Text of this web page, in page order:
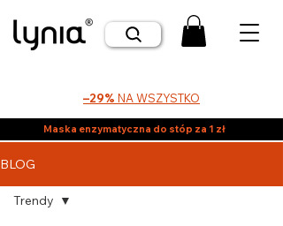
–29% NA WSZYSTKO
Maska enzymatyczna do stóp za 1 zł
BLOG
Trendy